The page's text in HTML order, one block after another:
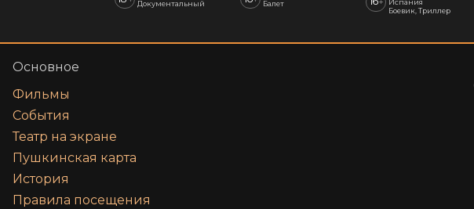
Документальный
Балет
Испания
Боевик, Триллер
Основное
Фильмы
События
Театр на экране
Пушкинская карта
История
Правила посещения